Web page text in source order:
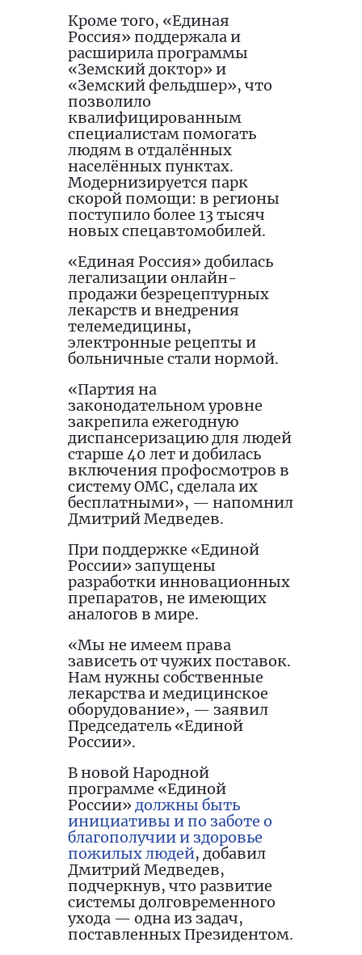
Кроме того, «Единая
Россия» поддержала и
расширила программы
«Земский доктор» и
«Земский фельдшер», что
позволило
квалифицированным
специалистам помогать
людям в отдалённых
населённых пунктах.
Модернизируется парк
скорой помощи: в регионы
поступило более 13 тысяч
новых спецавтомобилей.
«Единая Россия» добилась
легализации онлайн-
продажи безрецептурных
лекарств и внедрения
телемедицины,
электронные рецепты и
больничные стали нормой.
«Партия на
законодательном уровне
закрепила ежегодную
диспансеризацию для людей
старше 40 лет и добилась
включения профосмотров в
систему ОМС, сделала их
бесплатными», — напомнил
Дмитрий Медведев.
При поддержке «Единой
России» запущены
разработки инновационных
препаратов, не имеющих
аналогов в мире.
«Мы не имеем права
зависеть от чужих поставок.
Нам нужны собственные
лекарства и медицинское
оборудование», — заявил
Председатель «Единой
России».
В новой Народной
программе «Единой
России» должны быть
инициативы и по заботе о
благополучии и здоровье
пожилых людей, добавил
Дмитрий Медведев,
подчеркнув, что развитие
системы долговременного
ухода — одна из задач,
поставленных Президентом.